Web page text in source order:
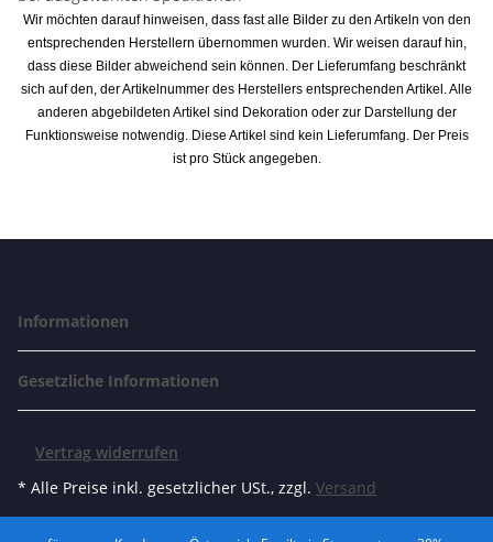
Wir möchten darauf hinweisen, dass fast alle Bilder zu den Artikeln von den
entsprechenden Herstellern übernommen wurden. Wir weisen darauf hin,
dass diese Bilder abweichend sein können. Der Lieferumfang beschränkt
sich auf den, der Artikelnummer des Herstellers entsprechenden Artikel. Alle
anderen abgebildeten Artikel sind Dekoration oder zur Darstellung der
Funktionsweise notwendig. Diese Artikel sind kein Lieferumfang. Der Preis
ist pro Stück angegeben.
Informationen
Gesetzliche Informationen
Vertrag widerrufen
* Alle Preise inkl. gesetzlicher USt., zzgl. Versand